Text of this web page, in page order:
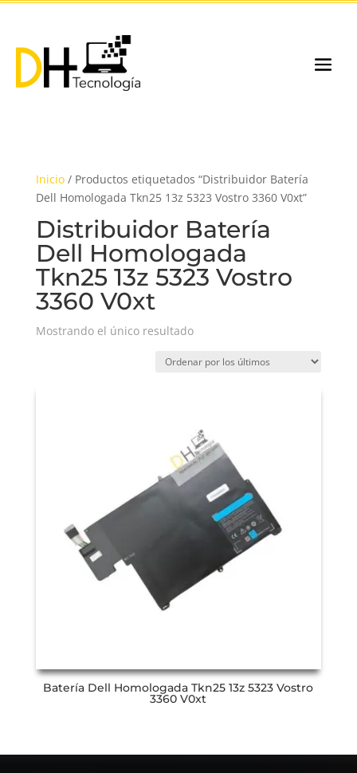
Inicio/ Productos etiquetados “Distribuidor Batería
Dell Homologada Tkn25 13z 5323 Vostro 3360 V0xt”
Distribuidor Batería
Dell Homologada
Tkn25 13z 5323 Vostro
3360 V0xt
Mostrando el único resultado
Batería Dell Homologada Tkn25 13z 5323 Vostro
3360 V0xt